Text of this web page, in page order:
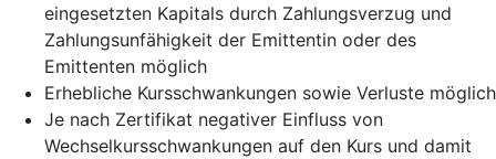
eingesetzten Kapitals durch Zahlungsverzug und
Zahlungsunfähigkeit der Emittentin oder des
Emittenten möglich
Erhebliche Kursschwankungen sowie Verluste möglich
Je nach Zertifikat negativer Einfluss von
Wechselkursschwankungen auf den Kurs und damit